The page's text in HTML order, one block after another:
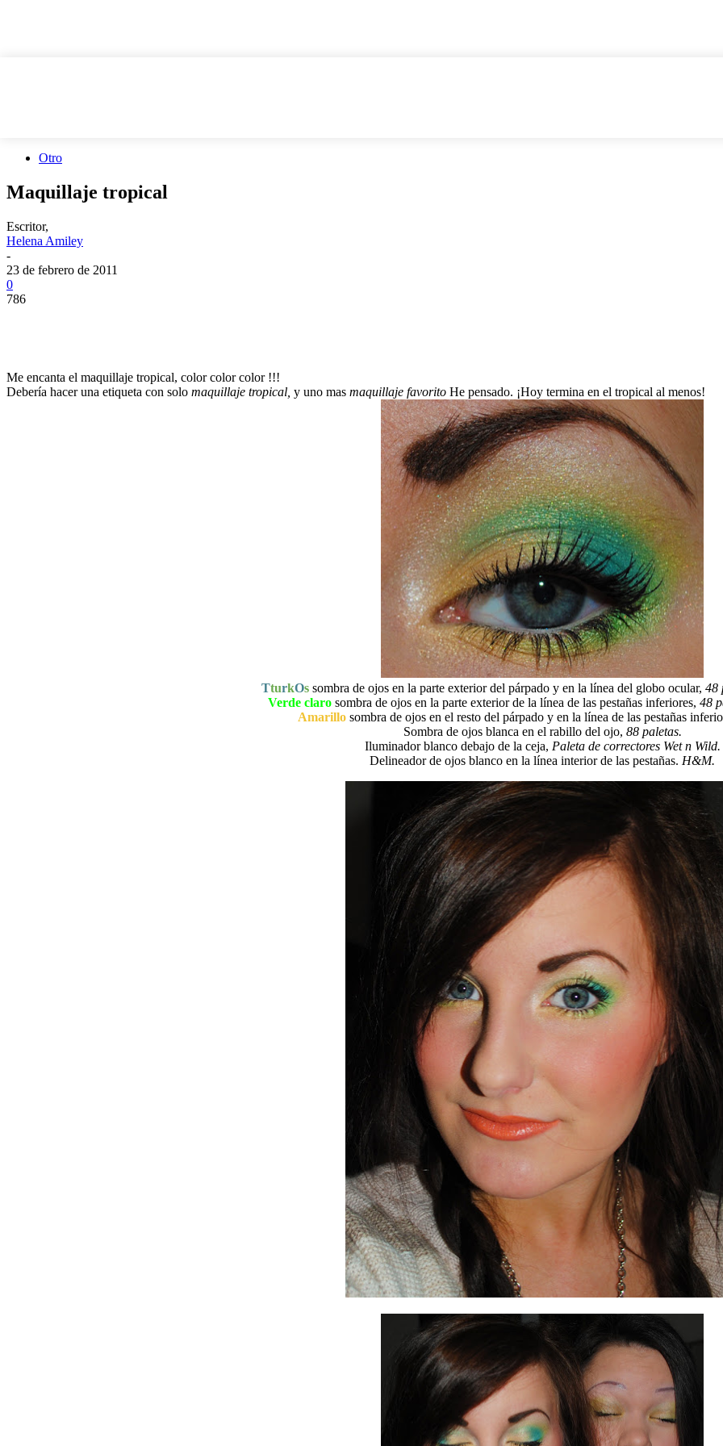
Otro
Maquillaje tropical
Escritor,
Helena Amiley
-
23 de febrero de 2011
0
786
Me encanta el maquillaje tropical, color color color !!!
Debería hacer una etiqueta con solo maquillaje tropical, y uno mas maquillaje favorito He pensado. ¡Hoy termina en el tropical al menos!
TturkOs sombra de ojos en la parte exterior del párpado y en la línea del globo ocular, 48
Verde clarosombra de ojos en la parte exterior de la línea de las pestañas inferiores, 48
Amarillo sombra de ojos en el resto del párpado y en la línea de las pestañas
Sombra de ojos blanca en el rabillo del ojo, 88 paletas.
Iluminador blanco debajo de la ceja, Paleta de correctores Wet n Wild.
Delineador de ojos blanco en la línea interior de las pestañas. H&M.